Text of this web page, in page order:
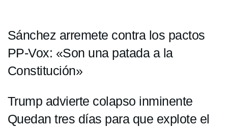
Sánchez arremete contra los pactos
PP-Vox: «Son una patada a la
Constitución»
Trump advierte colapso inminente
Quedan tres días para que explote el